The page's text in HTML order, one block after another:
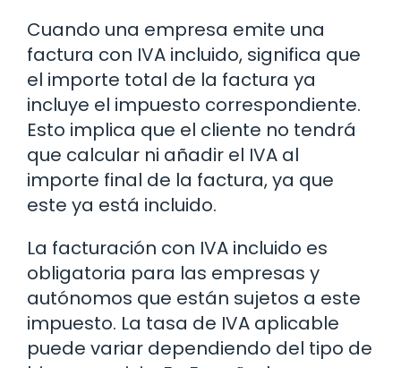
Cuando una empresa emite una
factura con IVA incluido, significa que
el importe total de la factura ya
incluye el impuesto correspondiente.
Esto implica que el cliente no tendrá
que calcular ni añadir el IVA al
importe final de la factura, ya que
este ya está incluido.
La facturación con IVA incluido es
obligatoria para las empresas y
autónomos que están sujetos a este
impuesto. La tasa de IVA aplicable
puede variar dependiendo del tipo de